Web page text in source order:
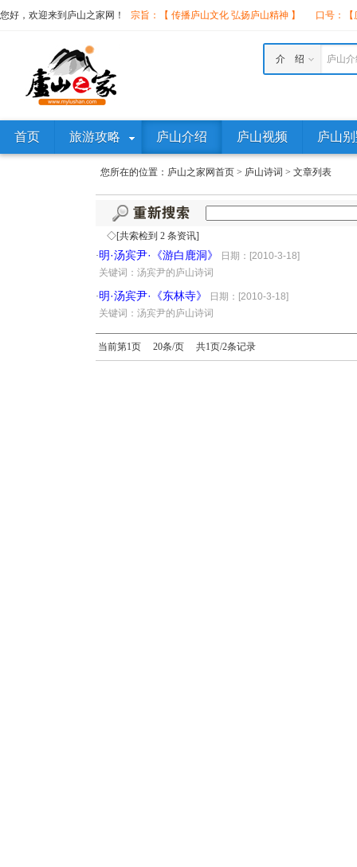
您好，欢迎来到庐山之家网！ 宗旨：【 传播庐山文化 弘扬庐山精神 】 口号：
庐山
介 绍
首页 旅游攻略 庐山介绍 庐山视频 庐山
您所在的位置： 庐山之家网首页 > 庐山诗词 > 文章列表
◇[共索检到 2 条资讯]
·明·汤宾尹·《游白鹿洞》
日期：[2010-3-18]
关键词：汤宾尹的庐山诗词
·明·汤宾尹·《东林寺》
日期：[2010-3-18]
关键词：汤宾尹的庐山诗词
当前第1页 20条/页 共1页/2条记录